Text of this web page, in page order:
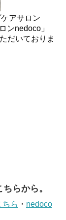
アサロン
ンnedoco」
だいておりま
らから。
ちら ・ nedoco